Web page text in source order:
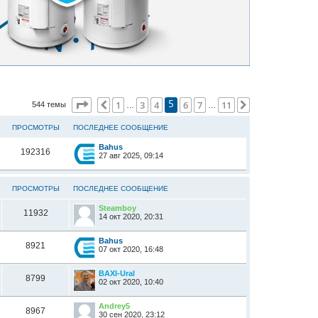
544 темы Страница 5из11
Пред.
1 3 4 5 6 7 11
ПРОСМОТРЫ ПОСЛЕДНЕЕ СООБЩЕНИЕ
192316
Bahus
27 авг 2025, 09:14
ПРОСМОТРЫ ПОСЛЕДНЕЕ СООБЩЕНИЕ
11932
Steamboy
14 окт 2020, 20:31
8921
Bahus
07 окт 2020, 16:48
8799
BAXI-Ural
02 окт 2020, 10:40
8967
Andrey5
30 сен 2020, 23:12